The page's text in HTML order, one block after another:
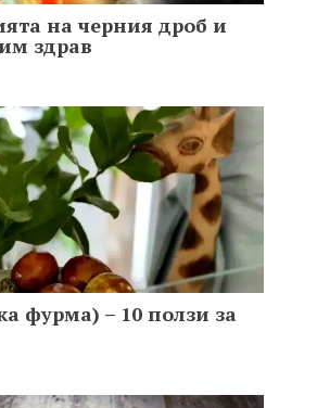
на черния дроб и
здрав
фурма) – 10 ползи за